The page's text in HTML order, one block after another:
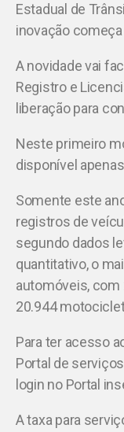
Estadual de
inovação
A novidade vai
Registro e
liberação para
Neste primeiro
disponível
Somente este
registros de
segundo dados
quantitativo, o
automóveis,
20.944
Para ter acesso
Portal de
login no Portal
A taxa para